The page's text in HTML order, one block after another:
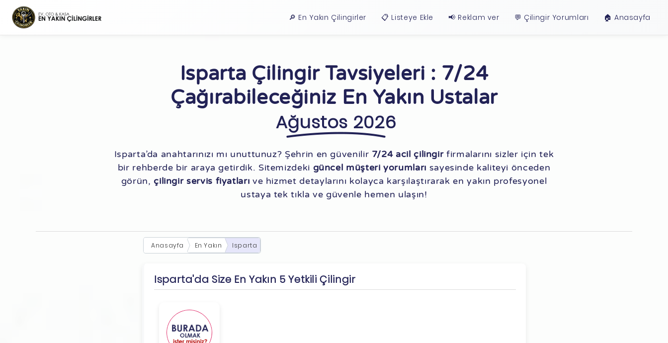
🔎 En Yakın Çilingirler 📋 Listeye Ekle 📢 Reklam ver 💬 Çilingir Yorumları 🏠︎ Anasayfa
Isparta Çilingir Tavsiyeleri : 7/24
Çağırabileceğiniz En Yakın Ustalar
Ağustos 2026
Isparta’da anahtarınızı mı unuttunuz? Şehrin en güvenilir 7/24 acil çilingirfirmalarını sizler için tek
bir rehberde bir araya getirdik. Sitemizdeki güncel müşteri yorumları sayesinde kaliteyi önceden
görün, çilingir servis fiyatları ve hizmet detaylarını kolayca karşılaştırarak en yakın profesyonel
ustaya tek tıkla ve güvenle hemen ulaşın!
Anasayfa En Yakın Isparta
Isparta'da Size En Yakın 5 Yetkili Çilingir